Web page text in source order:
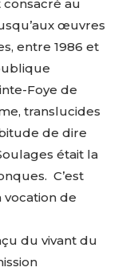
au
œuvres
entre 1986 et
Foye de
translucides
de dire
était la
C’est
vocation de
du vivant du